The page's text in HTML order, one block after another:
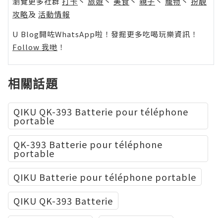
攻略及 活動情報
U Blog開咗WhatsApp啦！發掘更多吃喝玩樂資訊！
Follow 我哋 ！
相關話題
QIKU QK-393 Batterie pour téléphone
portable
QK-393 Batterie pour téléphone
portable
QIKU Batterie pour téléphone portable
QIKU QK-393 Batterie